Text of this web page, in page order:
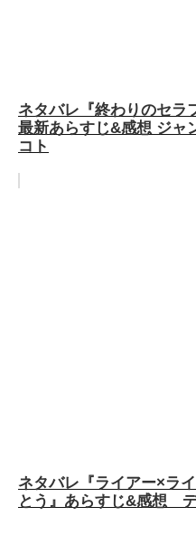
ネタバレ『終わりのセラ
最新あらすじ&感想 ジャ
コト
ネタバレ『ライアー×ラ
とう』あらすじ&感想